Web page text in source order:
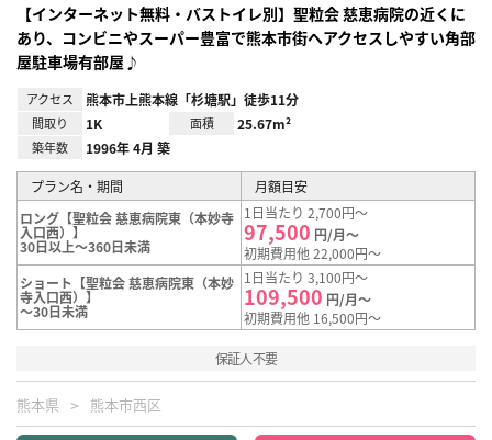
【インターネット無料・バストイレ別】聖粒会 慈恵病院の近くに
あり、コンビニやスーパー豊富で熊本市街へアクセスしやすい角部
屋駐車場有部屋♪
アクセス 熊本市上熊本線「杉塘駅」徒歩11分
間取り 1K 面積 25.67m²
築年数 1996年 4月 築
プラン名・期間
月額目安
ロング【聖粒会 慈恵病院東（本妙寺
入口西）】
30日以上～360日未満
1日当たり 2,700円～
97,500 円/月～
初期費用他 22,000円～
ショート【聖粒会 慈恵病院東（本妙
寺入口西）】
～30日未満
1日当たり 3,100円～
109,500 円/月～
初期費用他 16,500円～
保証人不要
熊本県 熊本市西区